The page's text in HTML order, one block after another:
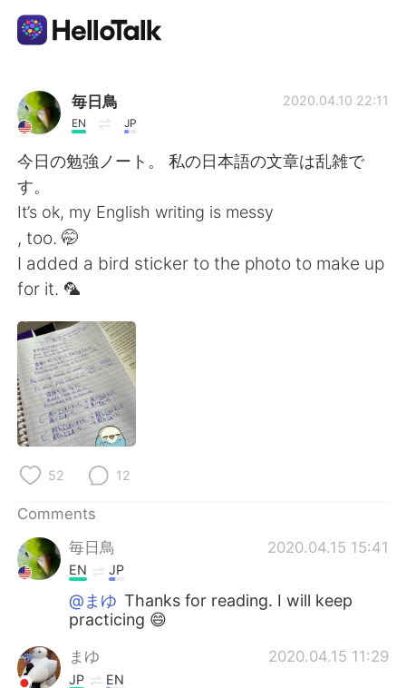
Language Exchange App
AI Grammar Checker
简体中文 繁體中文
Español
Français
日本語
Türkçe
Português
毎日鳥
EN JP
2020.04.10 22:11
今日の勉強ノート。 私の日本語の文章は乱雑で
す。
It’s ok, my English writing is messy
, too. 🤭
I added a bird sticker to the photo to make up
for it. 🦜
52 12
Comments
毎日鳥
2020.04.15 15:41
EN JP
@まゆ Thanks for reading. I will keep
practicing 😄
まゆ 2020.04.15 11:29
JP EN